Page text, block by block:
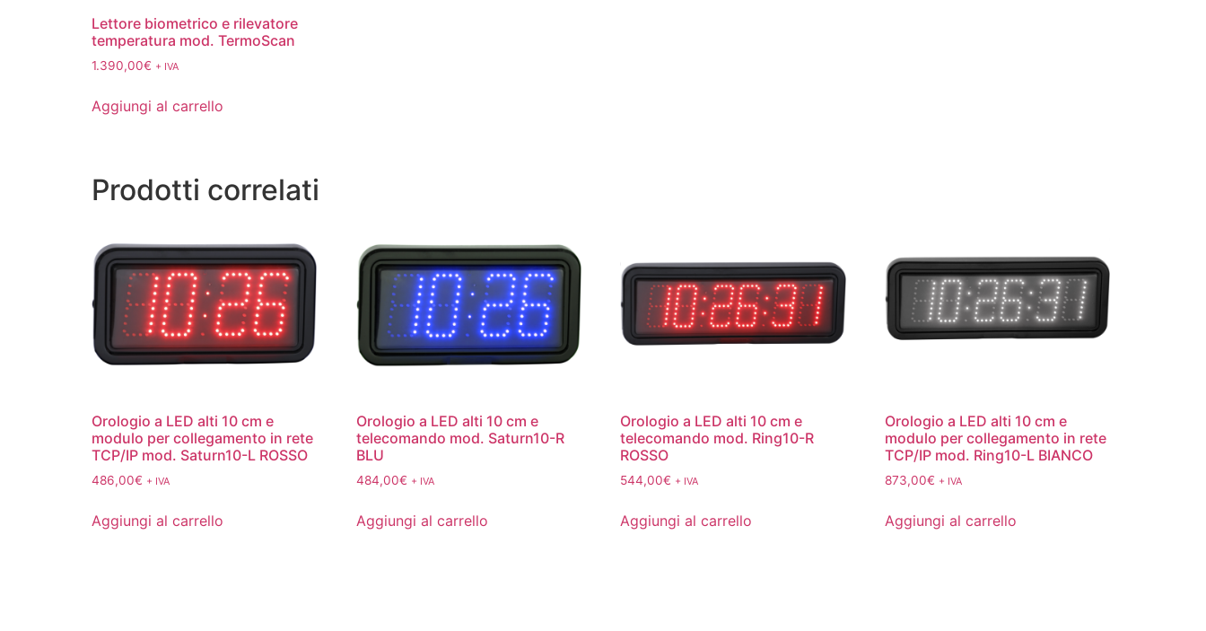
Lettore biometrico e rilevatore
temperatura mod. TermoScan
1.390,00€ + IVA
Aggiungi al carrello
Prodotti correlati
Orologio a LED alti 10 cm e
modulo per collegamento in rete
TCP/IP mod. Saturn10-L ROSSO
486,00€ + IVA
Aggiungi al carrello
Orologio a LED alti 10 cm e
telecomando mod. Saturn10-R
BLU
484,00€ + IVA
Aggiungi al carrello
Orologio a LED alti 10 cm e
telecomando mod. Ring10-R
ROSSO
544,00€ + IVA
Aggiungi al carrello
Orologio a LED alti 10 cm e
modulo per collegamento in rete
TCP/IP mod. Ring10-L BIANCO
873,00€ + IVA
Aggiungi al carrello